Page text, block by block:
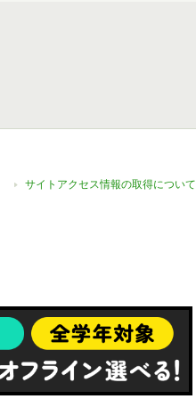
サイトアクセス情報の取得について